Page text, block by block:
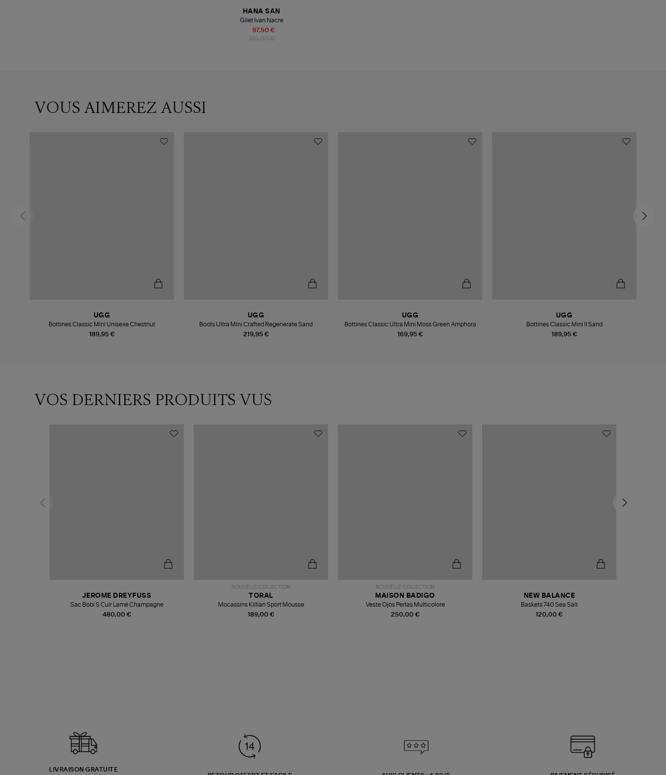
97,50 €
HANA SAN
Gilet Ivan Nacre
VOUS AIMEREZ AUSSI
189,95 €
UGG
Bottines Classic Mini Unisexe Chestnut
219,95 €
UGG
Boots Ultra Mini Crafted Regenerate Sand
169,95 €
UGG
Bottines Classic Ultra Mini Moss Green Amphora
189,95 €
UGG
Bottines Classic Mini II Sand
VOS DERNIERS PRODUITS VUS
480,00 €
JEROME DREYFUSS
Sac Bobi S Cuir Lamé Champagne
NOUVELLE COLLECTION
189,00 €
TORAL
Mocassins Killian Sport Mousse
NOUVELLE COLLECTION
250,00 €
MAISON BADIGO
Veste Ojos Perlas Multicolore
120,00 €
NEW BALANCE
Baskets 740 Sea Salt
LIVRAISON GRATUITE